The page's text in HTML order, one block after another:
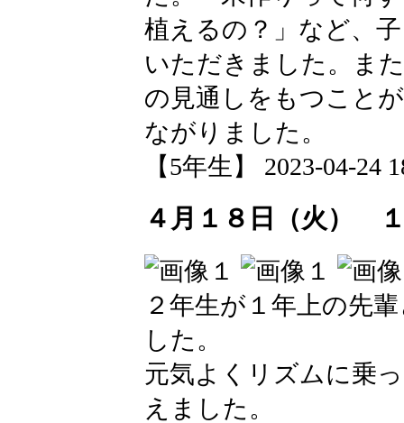
植えるの？」など、
いただきました。ま
の見通しをもつこと
ながりました。
【5年生】 2023-04-24
４月１８日（火）
２年生が１年上の先
した。
元気よくリズムに乗
えました。